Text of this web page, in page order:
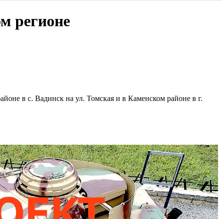
регионе
в с. Вадинск на ул. Томская и в Каменском районе в г.